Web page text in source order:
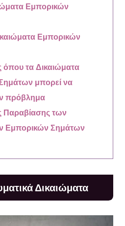
Εμπορικών
Εμπορικών
όπου τα Δικαιώματα
μπορεί να
πρόβλημα
Παραβίασης των
Εμπορικών Σημάτων
Δικαιώματα